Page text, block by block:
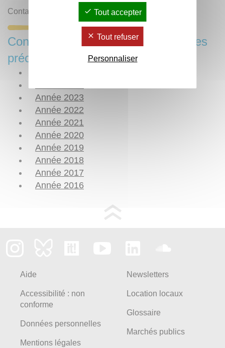
Contact :
Revue des Études Anciennes
Consulter les publications des années
précédentes
Année 2023
Année 2022
Année 2021
Année 2020
Année 2019
Année 2018
Année 2017
Année 2016
Aide
Accessibilité : non
conforme
Données personnelles
Mentions légales
Newsletters
Location locaux
Glossaire
Marchés publics
Tout accepter
Tout refuser
Personnaliser